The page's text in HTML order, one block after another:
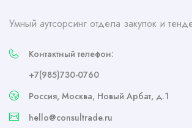
Умный аутсорсинг отдела закупок и
Контактный телефон:
+7(985)730-0760
Россия, Москва, Новый Арбат, д.1
hello@consultrade.ru